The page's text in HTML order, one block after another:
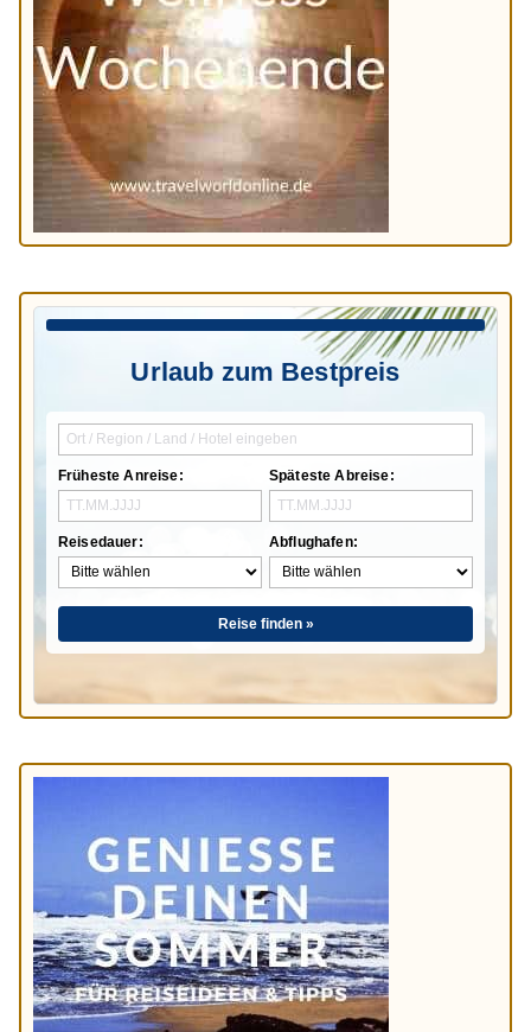
Urlaub zum Bestpreis
Früheste Anreise:
Reisedauer:
Späteste Abreise:
Abflughafen:
Reise finden »